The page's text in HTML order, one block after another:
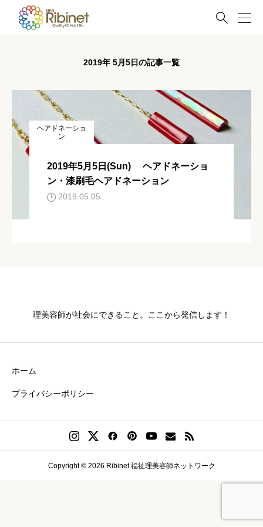

2019年 5月5日の記事一覧
ヘアドネーショ
ン
2019年5月5日(Sun) ヘアドネーショ
ン・漆刷毛ヘアドネーション
2019.05.05
理美容師が社会にできること。ここから発信します！
ホーム
プライバシーポリシー
Copyright © 2026 Ribinet 福祉理美容師ネットワーク